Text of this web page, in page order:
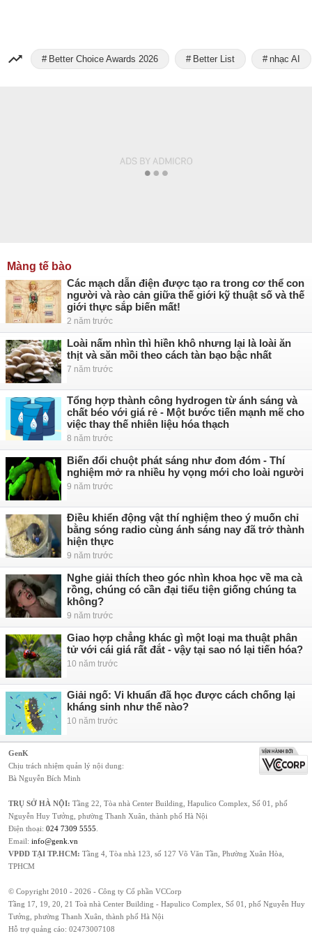
Better Choice Awards 2026 Better List nhạc AI
Màng tế bào
Các mạch dẫn điện được tạo ra trong cơ thể con
người và rào cản giữa thế giới kỹ thuật số và thế
giới thực sắp biến mất!
2 năm trước
Loài nấm nhìn thì hiền khô nhưng lại là loài ăn
thịt và săn mồi theo cách tàn bạo bậc nhất
7 năm trước
Tổng hợp thành công hydrogen từ ánh sáng và
chất béo với giá rẻ - Một bước tiến mạnh mẽ cho
việc thay thế nhiên liệu hóa thạch
8 năm trước
Biến đổi chuột phát sáng như đom đóm - Thí
nghiệm mở ra nhiều hy vọng mới cho loài người
9 năm trước
Điều khiển động vật thí nghiệm theo ý muốn chỉ
bằng sóng radio cùng ánh sáng nay đã trở thành
hiện thực
9 năm trước
Nghe giải thích theo góc nhìn khoa học về ma cà
rồng, chúng có cần đại tiểu tiện giống chúng ta
không?
9 năm trước
Giao hợp chẳng khác gì một loại ma thuật phân
tử với cái giá rất đắt - vậy tại sao nó lại tiến hóa?
10 năm trước
Giải ngố: Vi khuẩn đã học được cách chống lại
kháng sinh như thế nào?
10 năm trước
GenK
Chịu trách nhiệm quản lý nội dung:
Bà Nguyễn Bích Minh
TRỤ SỞ HÀ NỘI: Tầng 22, Tòa nhà Center Building, Hapulico Complex, Số 01, phố
Nguyễn Huy Tưởng, phường Thanh Xuân, thành phố Hà Nội
Điện thoại: 024 7309 5555
Email: info@genk.vn
VPĐD TẠI TP.HCM: Tầng 4, Tòa nhà 123, số 127 Võ Văn Tần, Phường Xuân Hòa,
TPHCM
© Copyright 2010 - 2026 - Công ty Cổ phần VCCorp
Tầng 17, 19, 20, 21 Toà nhà Center Building - Hapulico Complex, Số 01, phố Nguyễn Huy
Tưởng, phường Thanh Xuân, thành phố Hà Nội
Hỗ trợ quảng cáo: 02473007108